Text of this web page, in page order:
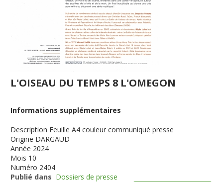
L'OISEAU DU TEMPS 8 L'OMEGON
Informations supplémentaires
Description Feuille A4 couleur communiqué presse
Origine DARGAUD
Année 2024
Mois 10
Numéro 2404
Publié dans Dossiers de presse